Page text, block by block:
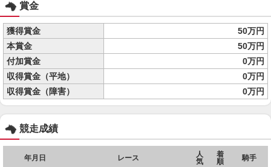
賞金
獲得賞金
50万円
本賞金
50万円
付加賞金
0万円
収得賞金（平地）
0万円
収得賞金（障害）
0万円
競走成績
年月日 レース
人
気
着
順
騎手